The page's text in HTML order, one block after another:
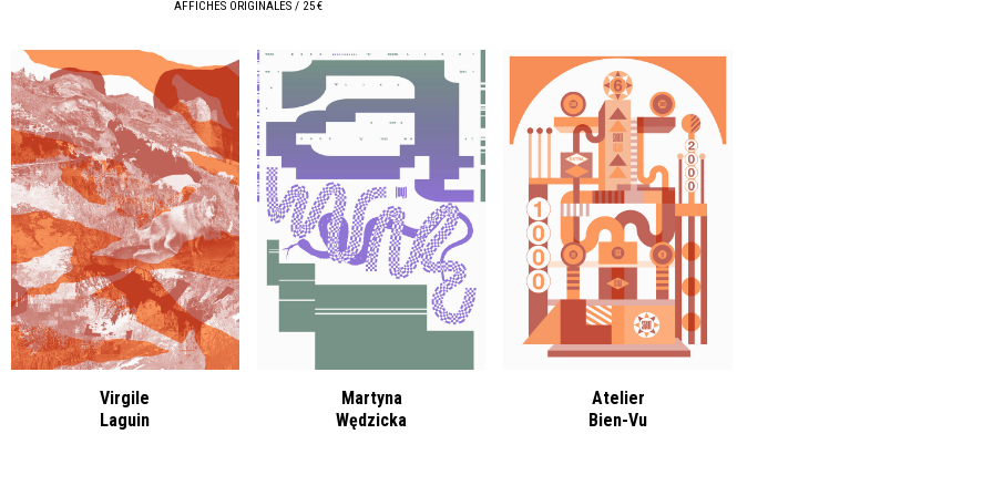
AFFICHES ORIGINALES / 25 €
Virgile
Laguin
Martyna
Wędzicka
Atelier
Bien-Vu